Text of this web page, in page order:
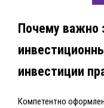
Почему важно
инвестиции
Компетентно